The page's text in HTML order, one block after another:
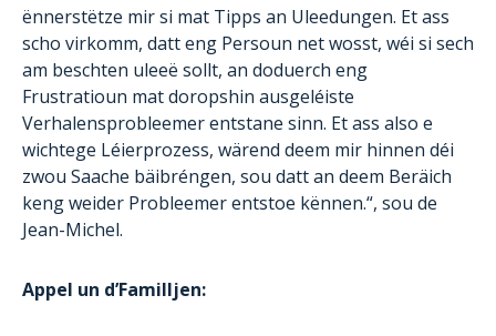
ënnerstëtze mir si mat Tipps an Uleedungen. Et ass
scho virkomm, datt eng Persoun net wosst, wéi si sech
am beschten uleeë sollt, an doduerch eng
Frustratioun mat doropshin ausgeléiste
Verhalensprobleemer entstane sinn. Et ass also e
wichtege Léierprozess, wärend deem mir hinnen déi
zwou Saache bäibréngen, sou datt an deem Beräich
keng weider Probleemer entstoe kënnen.“, sou de
Jean-Michel.
Appel un d’Familljen: